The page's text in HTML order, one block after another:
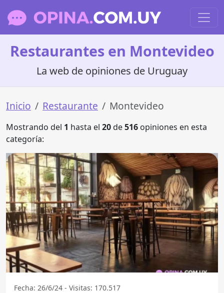
Restaurantes en Montevideo
La web de opiniones de Uruguay
Inicio Restaurante Montevideo
Mostrando del 1 hasta el 20de516 opiniones en esta
categoría:
Fecha: 26/6/24 - Visitas: 170.517